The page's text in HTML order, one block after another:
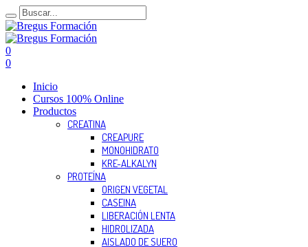
0
0
Inicio
Cursos 100% Online
Productos
CREATINA
CREAPURE
MONOHIDRATO
KRE-ALKALYN
PROTEÍNA
ORIGEN VEGETAL
CASEINA
LIBERACIÓN LENTA
HIDROLIZADA
AISLADO DE SUERO